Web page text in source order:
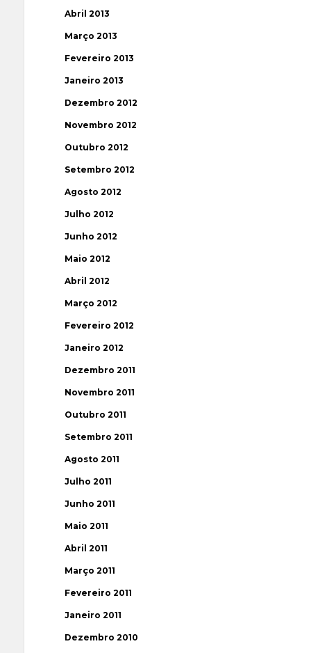
Abril 2013
Março 2013
Fevereiro 2013
Janeiro 2013
Dezembro 2012
Novembro 2012
Outubro 2012
Setembro 2012
Agosto 2012
Julho 2012
Junho 2012
Maio 2012
Abril 2012
Março 2012
Fevereiro 2012
Janeiro 2012
Dezembro 2011
Novembro 2011
Outubro 2011
Setembro 2011
Agosto 2011
Julho 2011
Junho 2011
Maio 2011
Abril 2011
Março 2011
Fevereiro 2011
Janeiro 2011
Dezembro 2010